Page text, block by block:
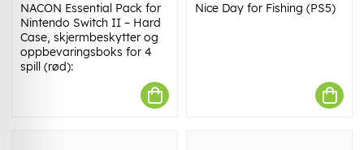
NACON Essential Pack for
Nintendo Switch II – Hard
Case, skjermbeskytter og
oppbevaringsboks for 4
spill (rød):
Nice Day for Fishing (PS5)